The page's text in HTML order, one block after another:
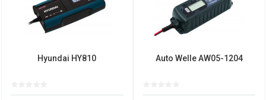
Hyundai HY810 Auto Welle AW05-1204